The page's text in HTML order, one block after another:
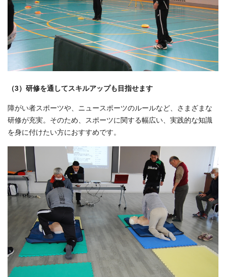
（3）研修を通してスキルアップも目指せます
障がい者スポーツや、ニュースポーツのルールなど、さまざまな
研修が充実。そのため、スポーツに関する幅広い、実践的な知識
を身に付けたい方におすすめです。